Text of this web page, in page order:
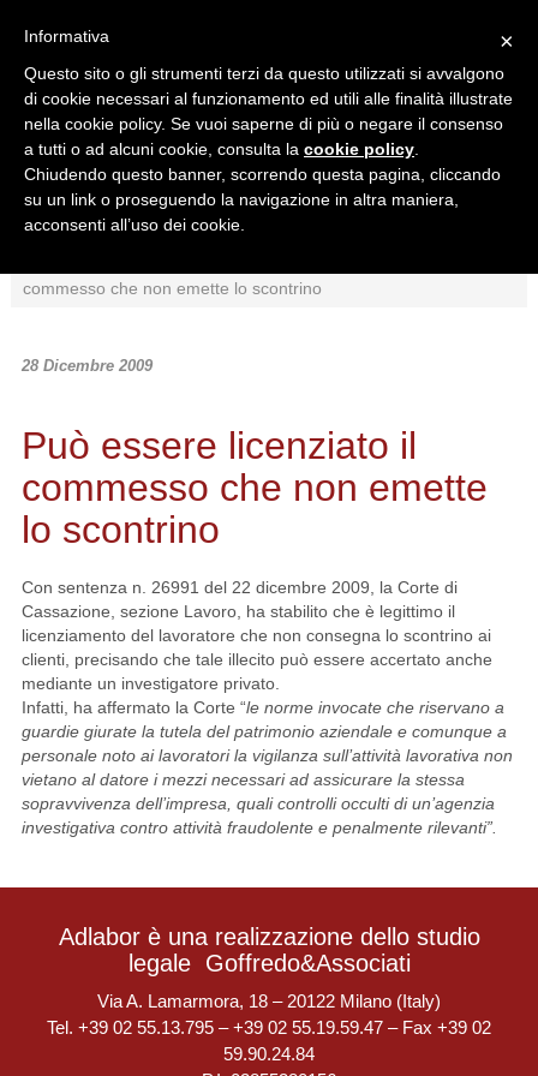
Ricerca in:
Sezione corrente
Tutto il sito
commesso che non emette lo scontrino
28 Dicembre 2009
Può essere licenziato il
commesso che non emette
lo scontrino
Con sentenza n. 26991 del 22 dicembre 2009, la Corte di
Cassazione, sezione Lavoro, ha stabilito che è legittimo il
licenziamento del lavoratore che non consegna lo scontrino ai
clienti, precisando che tale illecito può essere accertato anche
mediante un investigatore privato.
Infatti, ha affermato la Corte “le norme invocate che riservano a
guardie giurate la tutela del patrimonio aziendale e comunque a
personale noto ai lavoratori la vigilanza sull’attività lavorativa non
vietano al datore i mezzi necessari ad assicurare la stessa
sopravvivenza dell’impresa, quali controlli occulti di un’agenzia
investigativa contro attività fraudolente e penalmente rilevanti”.
Adlabor è una realizzazione dello studio
legale Goffredo&Associati
Via A. Lamarmora, 18 – 20122 Milano (Italy)
Tel. +39 02 55.13.795 – +39 02 55.19.59.47 – Fax +39 02
59.90.24.84
×
Informativa
Questo sito o gli strumenti terzi da questo utilizzati si avvalgono
di cookie necessari al funzionamento ed utili alle finalità illustrate
nella cookie policy. Se vuoi saperne di più o negare il consenso
a tutti o ad alcuni cookie, consulta la cookie policy
Chiudendo questo banner, scorrendo questa pagina, cliccando
su un link o proseguendo la navigazione in altra maniera,
acconsenti all’uso dei cookie.